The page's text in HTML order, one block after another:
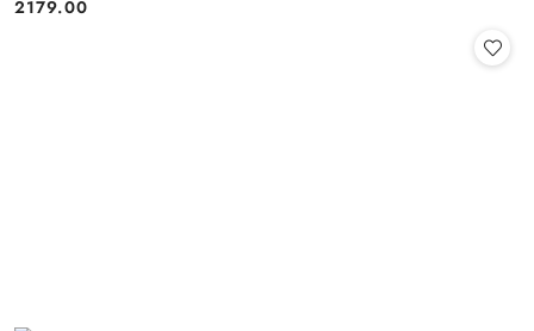
Cena:
2179.00